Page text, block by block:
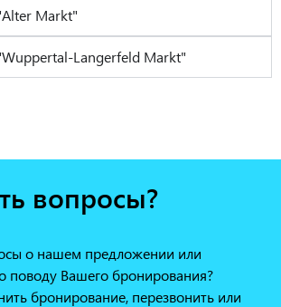
Markt"
Langerfeld Markt"
вопросы?
о нашем предложении или
поводу Вашего бронирования?
бронирование, перезвонить или